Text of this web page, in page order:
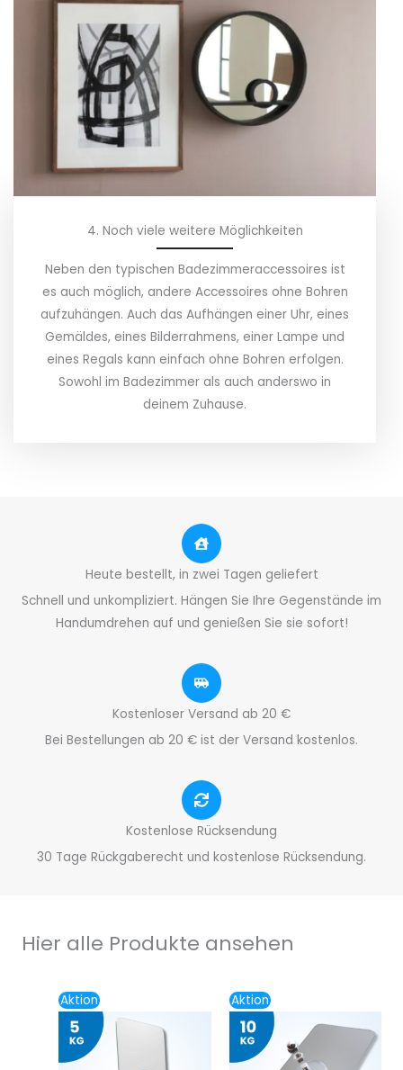
4. Noch viele weitere Möglichkeiten
Neben den typischen Badezimmeraccessoires ist
es auch möglich, andere Accessoires ohne Bohren
aufzuhängen. Auch das Aufhängen einer Uhr, eines
Gemäldes, eines Bilderrahmens, einer Lampe und
eines Regals kann einfach ohne Bohren erfolgen.
Sowohl im Badezimmer als auch anderswo in
deinem Zuhause.
Heute bestellt, in zwei Tagen geliefert
Schnell und unkompliziert. Hängen Sie Ihre Gegenstände im
Handumdrehen auf und genießen Sie sie sofort!
Kostenloser Versand ab 20 €
Bei Bestellungen ab 20 € ist der Versand kostenlos.
Kostenlose Rücksendung
30 Tage Rückgaberecht und kostenlose Rücksendung.
Hier alle Produkte ansehen
AktionUrsprünglicher
Preis
war:
5,95€
Preis
AktionUrsprünglicher
Preis
war:
6,75€
Preis
ist:
5,45€.